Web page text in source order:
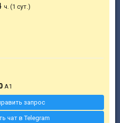
ч. (1 сут.)
A1
запрос
чат в Telegram